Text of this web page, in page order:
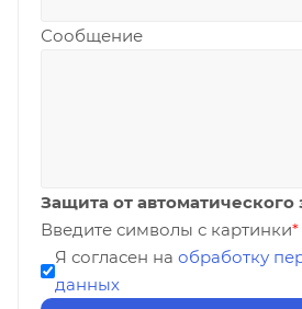
Сообщение
Защита от автоматического
Введите символы с картинки*
Я согласен на обработку
данных